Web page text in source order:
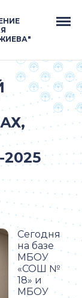
Сегодня
на базе
МБОУ
«СОШ №
18» и
МБОУ